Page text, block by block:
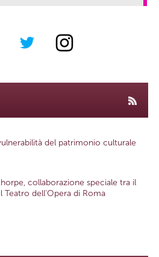
del patrimonio culturale
collaborazione speciale tra il
Teatro dell'Opera di Roma